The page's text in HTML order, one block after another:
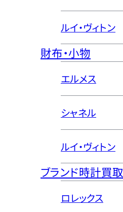
ルイ・ヴィトン
財布・小物
エルメス
シャネル
ルイ・ヴィトン
ブランド時計買取
ロレックス